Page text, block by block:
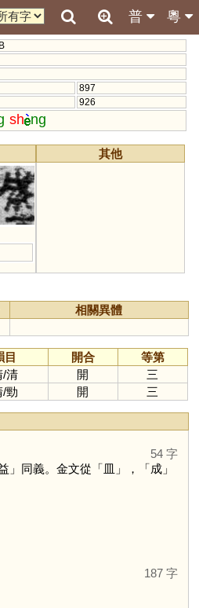
粵
普
897
926
sh ng
其他
相關異體
目 開合
等第
/清 開
三
/勁 開 三
54 字
」同義。金文從「皿 」，「成」
187 字